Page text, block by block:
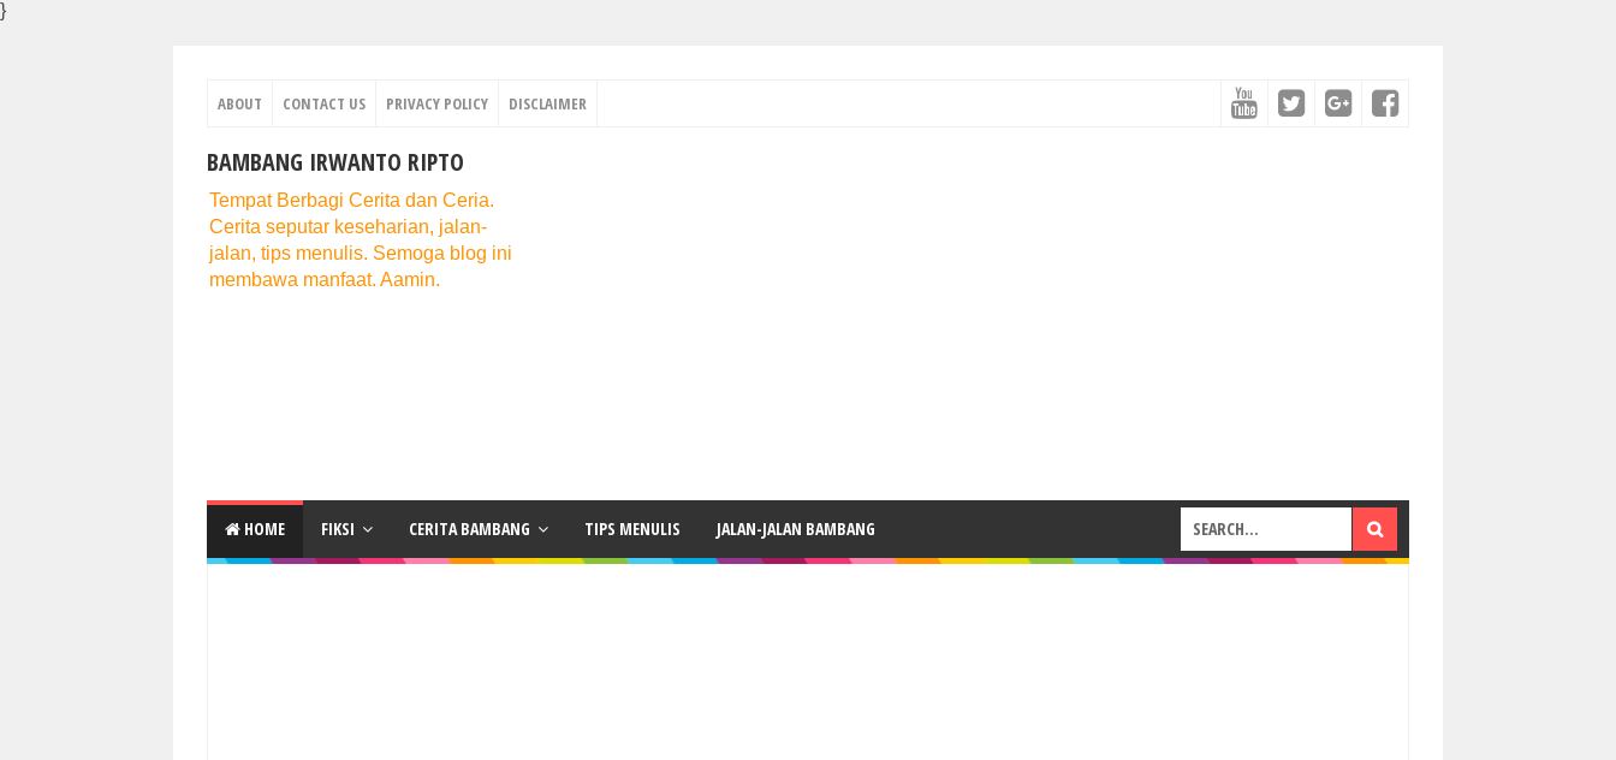
}
ABOUT CONTACT US PRIVACY POLICY DISCLAIMER
BAMBANG IRWANTO RIPTO
Tempat Berbagi Cerita dan Ceria.
Cerita seputar keseharian, jalan-
jalan, tips menulis. Semoga blog ini
membawa manfaat. Aamin.
HOME FIKSI CERITA BAMBANG TIPS MENULIS JALAN-JALAN BAMBANG